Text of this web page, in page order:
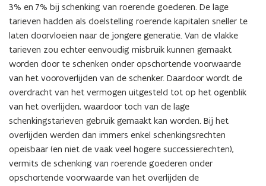
3% en 7% bij schenking van roerende goederen. De lage
tarieven hadden als doelstelling roerende kapitalen sneller te
laten doorvloeien naar de jongere generatie. Van de vlakke
tarieven zou echter eenvoudig misbruik kunnen gemaakt
worden door te schenken onder opschortende voorwaarde
van het vooroverlijden van de schenker. Daardoor wordt de
overdracht van het vermogen uitgesteld tot op het ogenblik
van het overlijden, waardoor toch van de lage
schenkingstarieven gebruik gemaakt kan worden. Bij het
overlijden werden dan immers enkel schenkingsrechten
opeisbaar (en niet de vaak veel hogere successierechten),
vermits de schenking van roerende goederen onder
opschortende voorwaarde van het overlijden de